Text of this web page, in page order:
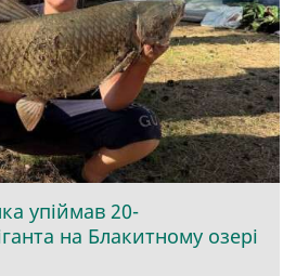
упіймав 20-
на Блакитному озері